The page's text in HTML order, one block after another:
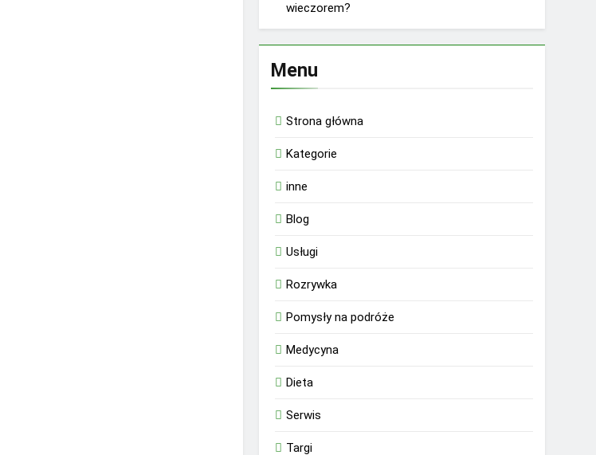
wieczorem?
Menu
Strona główna
Kategorie
inne
Blog
Usługi
Rozrywka
Pomysły na podróże
Medycyna
Dieta
Serwis
Targi